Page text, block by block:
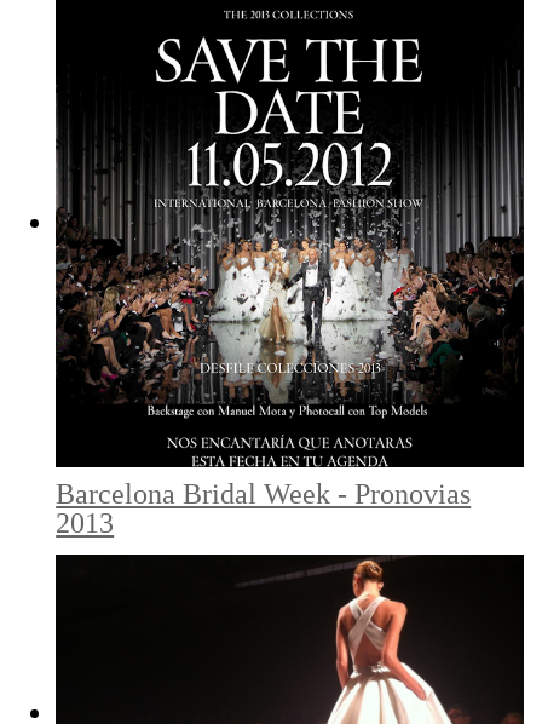
Barcelona Bridal Week - Pronovias
2013